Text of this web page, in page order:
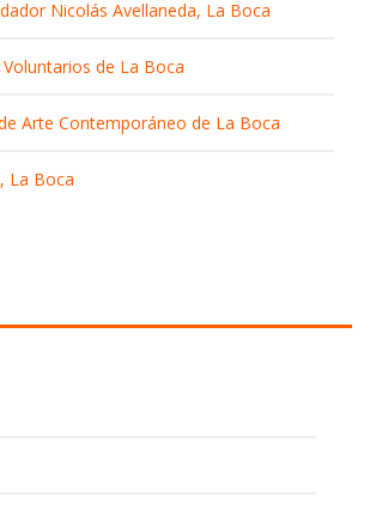
Nicolás Avellaneda, La Boca
de La Boca
Arte Contemporáneo de La Boca
La Boca